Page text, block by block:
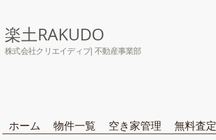
楽土RAKUDO
株式会社クリエイディブ| 不動産事業部
ホーム 物件一覧 空き家管理 無料査定